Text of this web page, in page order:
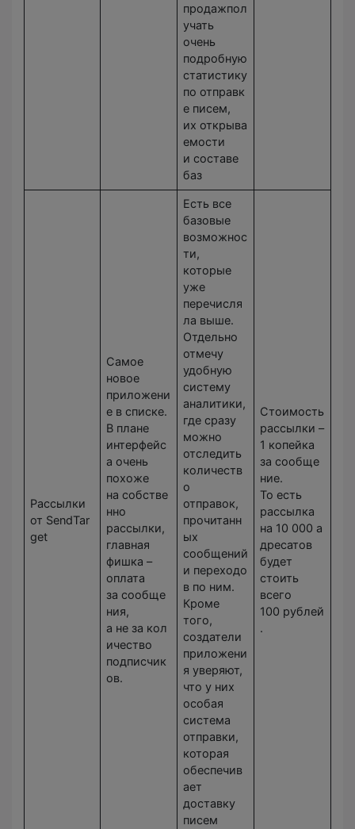
продажпол
учать
очень
подробную
статистику
по отправк
е писем,
их открыва
емости
и составе
баз
Рассылки
от SendTar
get
Самое
новое
приложени
е в списке.
В плане
интерфейс
а очень
похоже
на собстве
нно
рассылки,
главная
фишка –
оплата
за сообще
ния,
а не за кол
ичество
подписчик
ов.
Есть все
базовые
возможнос
ти,
которые
уже
перечисля
ла выше.
Отдельно
отмечу
удобную
систему
аналитики,
где сразу
можно
отследить
количеств
о
отправок,
прочитанн
ых
сообщений
и переходо
в по ним.
Кроме
того,
создатели
приложени
я уверяют,
что у них
особая
система
отправки,
которая
обеспечив
ает
доставку
писем
Стоимость
рассылки –
1 копейка
за сообще
ние.
То есть
рассылка
на 10 000 а
дресатов
будет
стоить
всего
100 рублей
.